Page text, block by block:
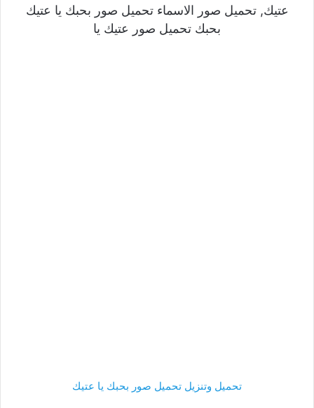
عتيك, تحميل صور الاسماء تحميل صور بحبك يا عتيك
بحبك تحميل صور عتيك يا
تحميل وتنزيل تحميل صور بحبك يا عتيك